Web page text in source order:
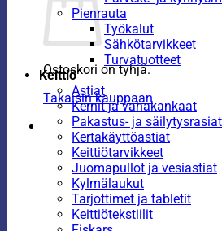
Ostoskori on tyhjä.
Takaisin kauppaan
Pienrauta
Työkalut
Sähkötarvikkeet
Turvatuotteet
Keittiö
Astiat
Kernit ja vahakankaat
Pakastus- ja säilytysrasiat
Kertakäyttöastiat
Keittiötarvikkeet
Juomapullot ja vesiastiat
Kylmälaukut
Tarjottimet ja tabletit
Keittiötekstiilit